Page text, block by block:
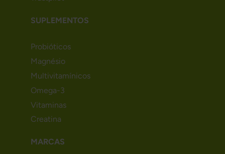
SUPLEMENTOS
Probióticos
Magnésio
Multivitamínicos
Omega-3
Vitaminas
Creatina
MARCAS